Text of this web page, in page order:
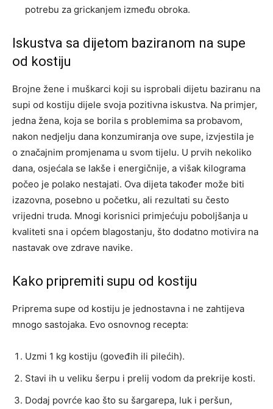
potrebu za grickanjem između obroka.
Iskustva sa dijetom baziranom na supe
od kostiju
Brojne žene i muškarci koji su isprobali dijetu baziranu na
supi od kostiju dijele svoja pozitivna iskustva. Na primjer,
jedna žena, koja se borila s problemima sa probavom,
nakon nedjelju dana konzumiranja ove supe, izvjestila je
o značajnim promjenama u svom tijelu. U prvih nekoliko
dana, osjećala se lakše i energičnije, a višak kilograma
počeo je polako nestajati. Ova dijeta također može biti
izazovna, posebno u početku, ali rezultati su često
vrijedni truda. Mnogi korisnici primjećuju poboljšanja u
kvaliteti sna i općem blagostanju, što dodatno motivira na
nastavak ove zdrave navike.
Kako pripremiti supu od kostiju
Priprema supe od kostiju je jednostavna i ne zahtijeva
mnogo sastojaka. Evo osnovnog recepta:
Uzmi 1 kg kostiju (goveđih ili pilećih).
Stavi ih u veliku šerpu i prelij vodom da prekrije kosti.
Dodaj povrće kao što su šargarepa, luk i peršun,